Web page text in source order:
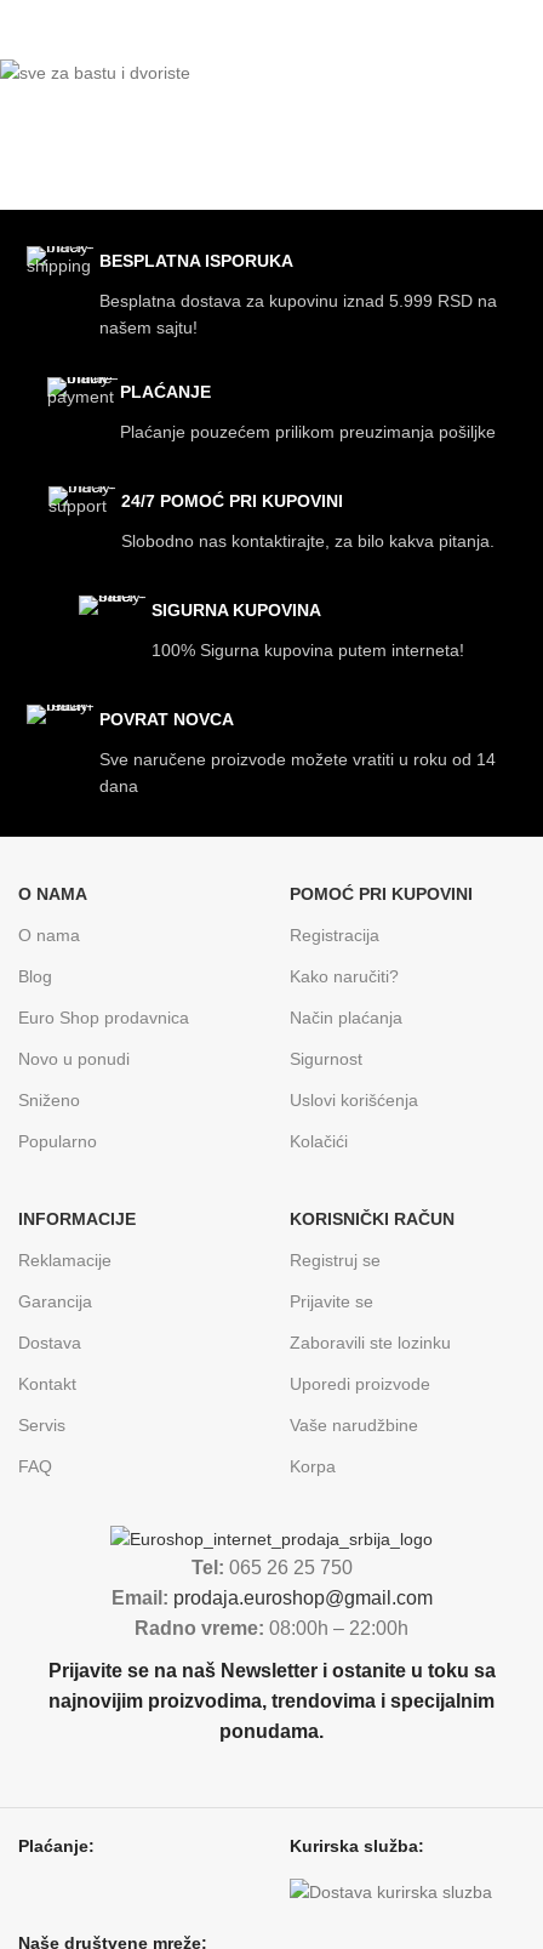
BESPLATNA ISPORUKA
Besplatna dostava za kupovinu iznad 5.999 RSD na
našem sajtu!
PLAĆANJE
Plaćanje pouzećem prilikom preuzimanja pošiljke
24/7 POMOĆ PRI KUPOVINI
Slobodno nas kontaktirajte, za bilo kakva pitanja.
SIGURNA KUPOVINA
100% Sigurna kupovina putem interneta!
POVRAT NOVCA
Sve naručene proizvode možete vratiti u roku od 14
dana
O NAMA
O nama
Blog
Euro Shop prodavnica
Novo u ponudi
Sniženo
Popularno
POMOĆ PRI KUPOVINI
Registracija
Kako naručiti?
Način plaćanja
Sigurnost
Uslovi korišćenja
Kolačići
INFORMACIJE
Reklamacije
Garancija
Dostava
Kontakt
Servis
FAQ
KORISNIČKI RAČUN
Registruj se
Prijavite se
Zaboravili ste lozinku
Uporedi proizvode
Vaše narudžbine
Korpa
Tel: 065 26 25 750
Email: prodaja.euroshop@gmail.com
Radno vreme: 08:00h – 22:00h
Prijavite se na naš Newsletter i ostanite u toku sa
najnovijim proizvodima, trendovima i specijalnim
ponudama.
Plaćanje: Kurirska služba:
Naše društvene mreže: